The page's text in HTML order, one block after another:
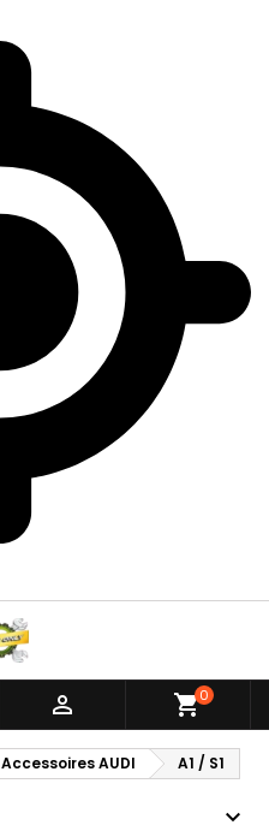
 shopping_cart0
Accessoires AUDI A1 / S1